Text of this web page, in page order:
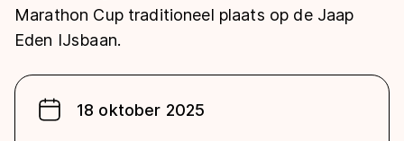
Marathon
Langebaan
Shorttrack
Inlineskaten
Uitslagen
Shorttrack
Tijden & historie
18 oktober 2025
Marathon Cup traditioneel plaats op de Jaap
Eden IJsbaan.